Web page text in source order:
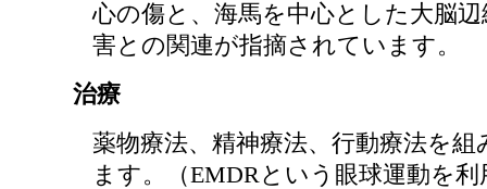
心の傷と、海馬を中心とした大脳
害との関連が指摘されています。
治療
薬物療法、精神療法、行動療法を組
ます。（EMDRという眼球運動を